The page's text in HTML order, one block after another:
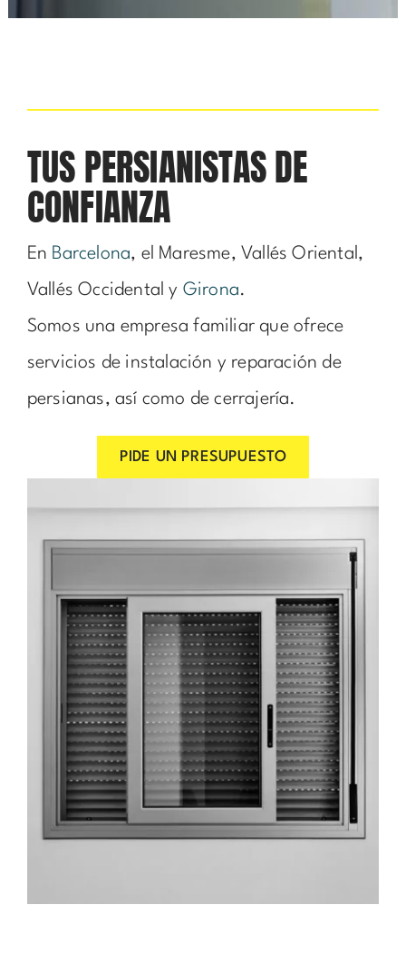
TUS PERSIANISTAS DE
CONFIANZA
En Barcelona, el Maresme, Vallés Oriental,
Vallés Occidental y Girona.
Somos una empresa familiar que ofrece
servicios de instalación y reparación de
persianas, así como de cerrajería.
PIDE UN PRESUPUESTO